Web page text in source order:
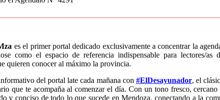
es el primer portal dedicado exclusivamente a concentrar la
como el espacio de referencia indispensable para lectores/as
quieren conocer al máximo la provincia.
del portal late cada mañana con #ElDesayunador, el
que te acompaña al comenzar el día. Con un tono fresco,
y conciso de todo lo que sucede en Mendoza, conectando a la